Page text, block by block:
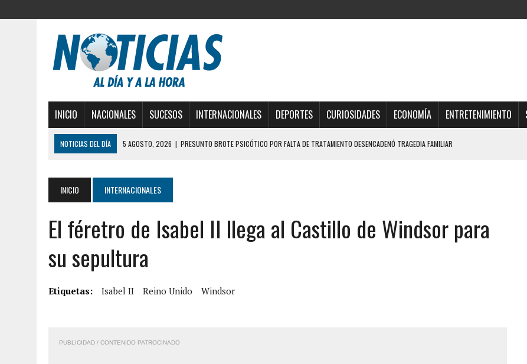
INICIO NACIONALES SUCESOS INTERNACIONALES DEPORTES CURIOSIDADES ECONOMÍA ENTRETENIMIENTO
NOTICIAS DEL DÍA 5 AGOSTO, 2026 | PRESUNTO BROTE PSICÓTICO POR FALTA DE TRATAMIENTO DESENCADENÓ TRAGEDIA FAMILIAR
EDIFICIO PETUNIA
3 AGOSTO, 2026
YARACUY: INTENTÓ DESCONECTAR SU NEVERA MIENTRAS LA CASA SE INUNDABA
2 AGOSTO, 2026
AYUDABA A PERSONAS EN SITUACIÓN DE CALLE Y MURIÓ A MANOS DE VARIOS DE ELLOS EN MATURÍN
7 AGOSTO, 2026
YARACUY: ASESINARON DOS HOMBRES EL MISMO DÍA EN SECTORES VECINOS
6 AGOSTO, 2026
6 AGOSTO, 2026 | CONMOCIÓN EN COLORADO POR ASESINATO DE UNA ADOLESCENTE VENEZOLANA EN REUNIÓN CON AMIGOS
INICIO INTERNACIONALES
El féretro de Isabel II llega al Castillo de Windsor para
su sepultura
Etiquetas: Isabel II Reino Unido Windsor
PUBLICIDAD / CONTENIDO PATROCINADO